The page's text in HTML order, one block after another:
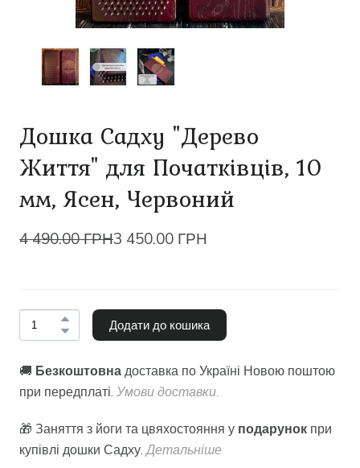
Дошка Садху "Дерево
Життя" для Початківців, 10
мм, Ясен, Червоний
4 490.00 ГРН3 450.00 ГРН
Додати до кошика
🚚 Безкоштовна доставка по Україні Новою поштою
при передплаті. Умови доставки.
🎁 Заняття з йоги та цвяхостояння у подарунок при
купівлі дошки Садху. Детальніше